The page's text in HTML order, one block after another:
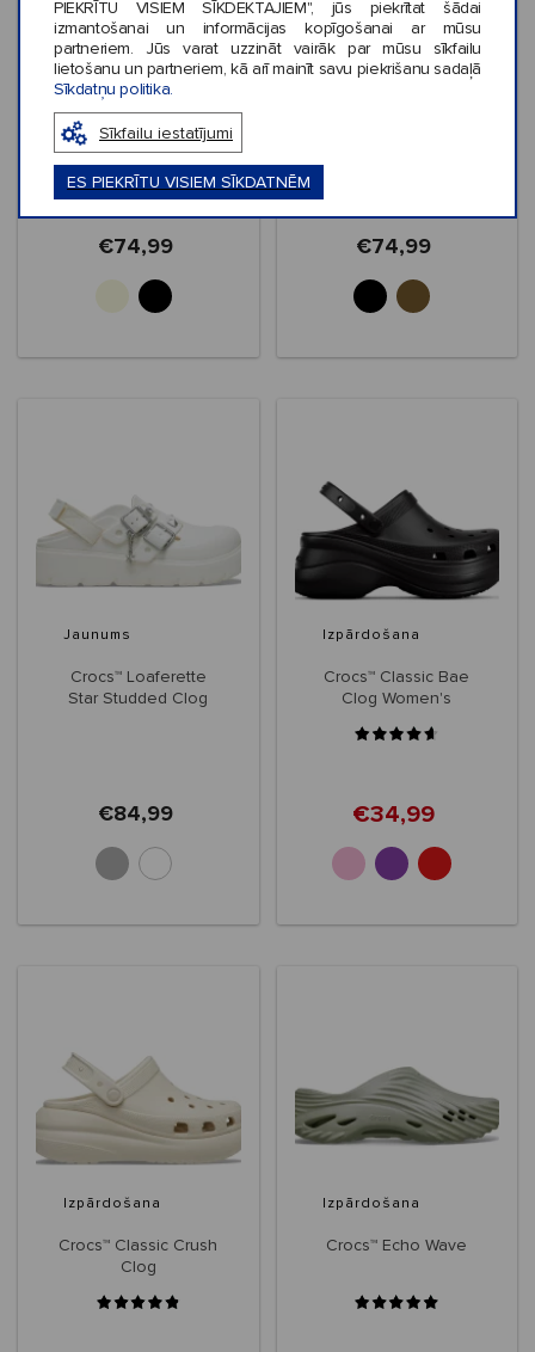
PIEKRĪTU VISIEM SĪKDEKTAJIEM", jūs piekrītat šādai
izmantošanai un informācijas kopīgošanai ar mūsu
partneriem. Jūs varat uzzināt vairāk par mūsu sīkfailu
lietošanu un partneriem, kā arī mainīt savu piekrišanu sadaļā
Sīkdatņu politika.
Sīkfailu iestatījumi
ES PIEKRĪTU VISIEM SĪKDATNĒM
Jaunums
Crocs™ Loaferette
Clog Women's
€74,99
Jaunums
€74,99
Jaunums
Crocs™ Loaferette
Star Studded Clog
€84,99
Izpārdošana
Crocs™ Classic Bae
Clog Women's
€34,99
Izpārdošana
Crocs™ Classic Crush
Clog
Izpārdošana
Crocs™ Echo Wave